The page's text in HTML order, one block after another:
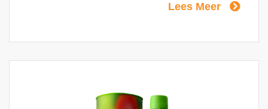
nieuwe gelaagdheid in smaken toe:
verweven met verwarmende kruiden en
geroosterd eikenhout. Het resultaat is een
tegelijkertijd fruitig en bloemig is.
Lees Meer